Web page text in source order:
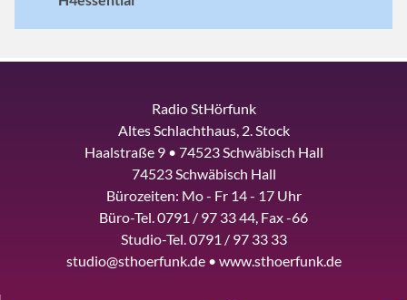
Radio StHörfunk
Altes Schlachthaus, 2. Stock
Haalstraße 9 • 74523 Schwäbisch Hall
74523 Schwäbisch Hall
Bürozeiten: Mo - Fr 14 - 17 Uhr
Büro-Tel. 0791 / 97 33 44, Fax -66
Studio-Tel. 0791 / 97 33 33
studio@sthoerfunk.de • www.sthoerfunk.de